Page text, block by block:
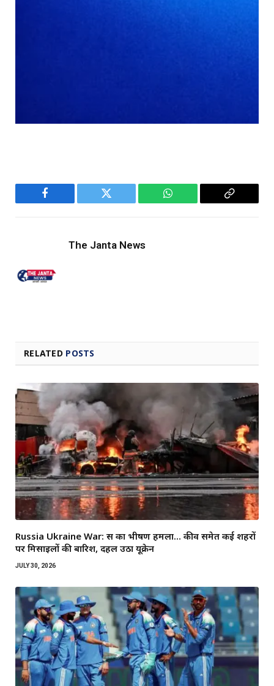
Facebook Twitter WhatsApp
Copy
The Janta News
RELATED POSTS
Russia Ukraine War: रूस का भीषण हमला… कीव समेत कई शहरों
पर मिसाइलों की बारिश, दहल उठा यूक्रेन
JULY 30, 2026